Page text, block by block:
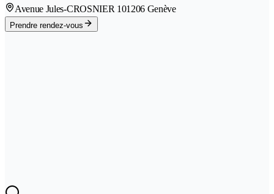
Avenue Jules-CROSNIER 101206 Genève
Prendre rendez-vous